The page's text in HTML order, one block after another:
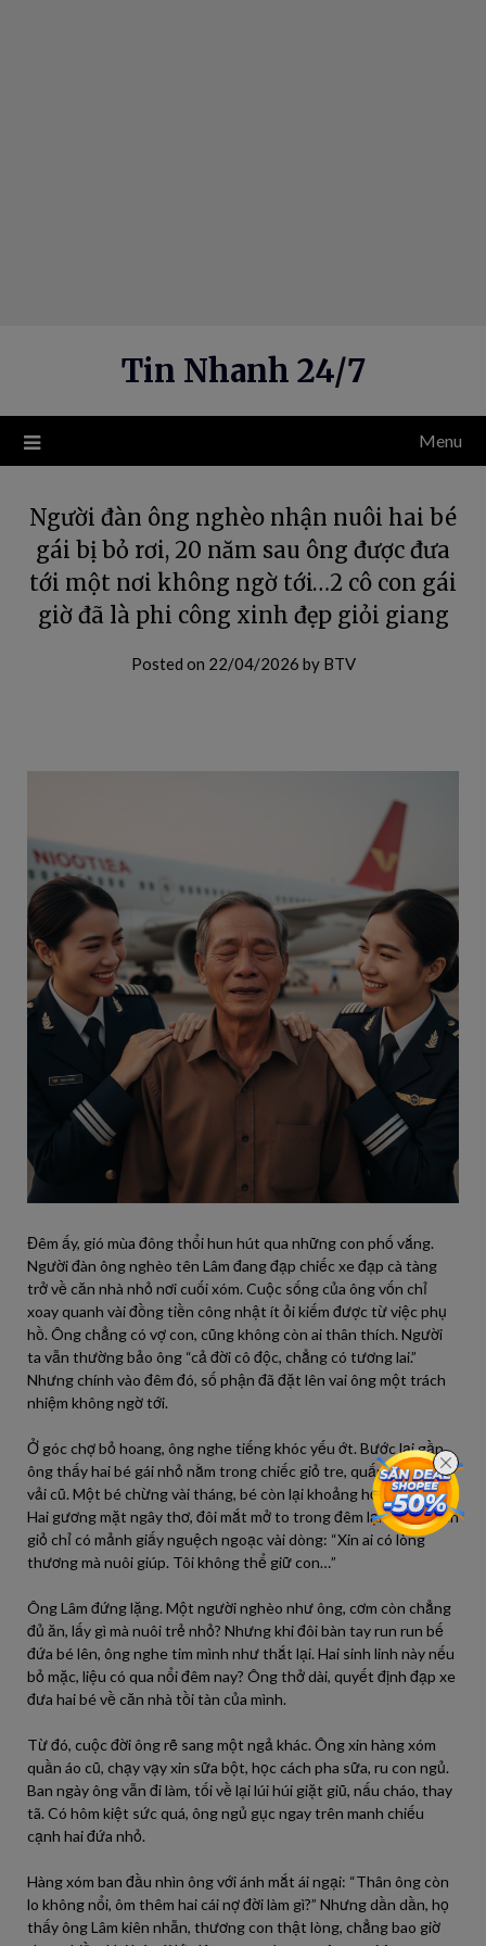
Tin Nhanh 24/7
Menu
Người đàn ông nghèo nhận nuôi hai bé
gái bị bỏ rơi, 20 năm sau ông được đưa
tới một nơi không ngờ tới…2 cô con gái
giờ đã là phi công xinh đẹp giỏi giang
Posted on 22/04/2026 by BTV
Đêm ấy, gió mùa đông thổi hun hút qua những con phố vắng.
Người đàn ông nghèo tên Lâm đang đạp chiếc xe đạp cà tàng
trở về căn nhà nhỏ nơi cuối xóm. Cuộc sống của ông vốn chỉ
xoay quanh vài đồng tiền công nhật ít ỏi kiếm được từ việc phụ
hồ. Ông chẳng có vợ con, cũng không còn ai thân thích. Người
ta vẫn thường bảo ông “cả đời cô độc, chẳng có tương lai.”
Nhưng chính vào đêm đó, số phận đã đặt lên vai ông một trách
nhiệm không ngờ tới.
Ở góc chợ bỏ hoang, ông nghe tiếng khóc yếu ớt. Bước lại gần,
ông thấy hai bé gái nhỏ nằm trong chiếc giỏ tre, quấn tạm manh
vải cũ. Một bé chừng vài tháng, bé còn lại khoảng hơn một tuổi.
Hai gương mặt ngây thơ, đôi mắt mở to trong đêm lạnh lẽo. Trên
giỏ chỉ có mảnh giấy nguệch ngoạc vài dòng: “Xin ai có lòng
thương mà nuôi giúp. Tôi không thể giữ con…”
Ông Lâm đứng lặng. Một người nghèo như ông, cơm còn chẳng
đủ ăn, lấy gì mà nuôi trẻ nhỏ? Nhưng khi đôi bàn tay run run bế
đứa bé lên, ông nghe tim mình như thắt lại. Hai sinh linh này nếu
bỏ mặc, liệu có qua nổi đêm nay? Ông thở dài, quyết định đạp xe
đưa hai bé về căn nhà tồi tàn của mình.
Từ đó, cuộc đời ông rẽ sang một ngả khác. Ông xin hàng xóm
quần áo cũ, chạy vạy xin sữa bột, học cách pha sữa, ru con ngủ.
Ban ngày ông vẫn đi làm, tối về lại lúi húi giặt giũ, nấu cháo, thay
tã. Có hôm kiệt sức quá, ông ngủ gục ngay trên manh chiếu
cạnh hai đứa nhỏ.
Hàng xóm ban đầu nhìn ông với ánh mắt ái ngại: “Thân ông còn
lo không nổi, ôm thêm hai cái nợ đời làm gì?” Nhưng dần dần, họ
thấy ông Lâm kiên nhẫn, thương con thật lòng, chẳng bao giờ